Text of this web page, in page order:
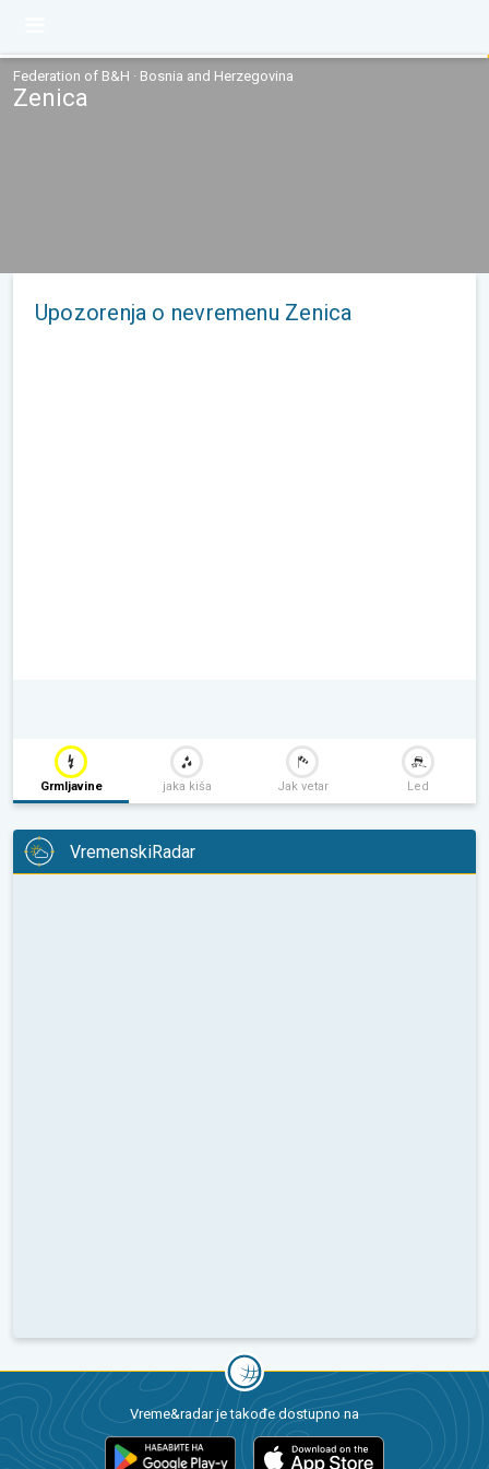
Federation of B&H · Bosnia and Herzegovina
Zenica
Upozorenja o nevremenu Zenica
Grmljavine jaka kiša Jak vetar Led
VremenskiRadar
Vreme&radar je takođe dostupno na